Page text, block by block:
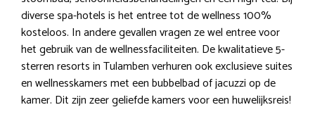
diverse spa-hotels is het entree tot de wellness 100%
kosteloos. In andere gevallen vragen ze wel entree voor
het gebruik van de wellnessfaciliteiten. De kwalitatieve 5-
sterren resorts in Tulamben verhuren ook exclusieve suites
en wellnesskamers met een bubbelbad of jacuzzi op de
kamer. Dit zijn zeer geliefde kamers voor een huwelijksreis!